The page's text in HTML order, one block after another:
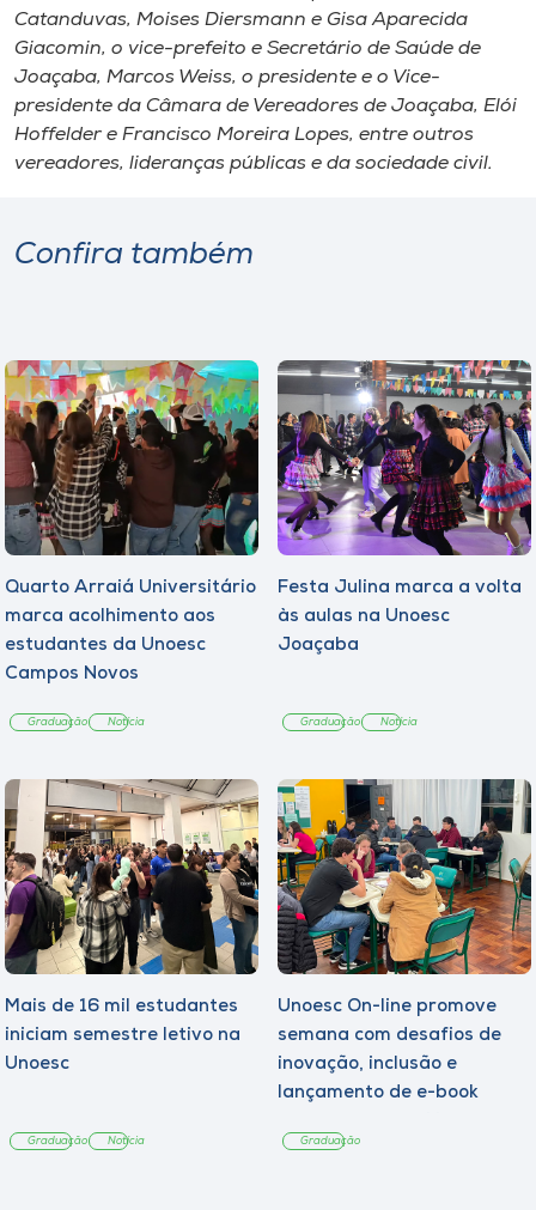
Catanduvas, Moises Diersmann e Gisa Aparecida
Giacomin, o vice-prefeito e Secretário de Saúde de
Joaçaba, Marcos Weiss, o presidente e o Vice-
presidente da Câmara de Vereadores de Joaçaba, Elói
Hoffelder e Francisco Moreira Lopes, entre outros
vereadores, lideranças públicas e da sociedade civil.
Confira também
Quarto Arraiá Universitário
marca acolhimento aos
estudantes da Unoesc
Campos Novos
Graduação Notícia
Festa Julina marca a volta
às aulas na Unoesc
Joaçaba
Graduação Notícia
Mais de 16 mil estudantes
iniciam semestre letivo na
Unoesc
Graduação Notícia
Unoesc On-line promove
semana com desafios de
inovação, inclusão e
lançamento de e-book
Graduação